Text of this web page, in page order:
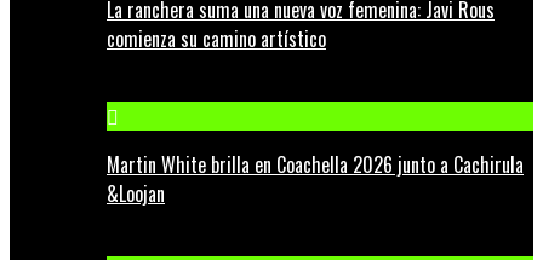
La ranchera suma una nueva voz femenina: Javi Rous
comienza su camino artístico
Martin White brilla en Coachella 2026 junto a Cachirula
&Loojan